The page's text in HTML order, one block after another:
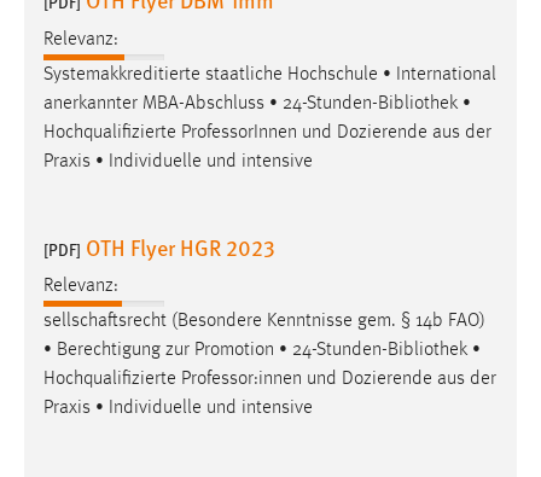
Relevanz:
Systemakkreditierte staatliche Hochschule • International
anerkannter MBA-Abschluss • 24-Stunden-Bibliothek •
Hochqualifizierte ProfessorInnen und Dozierende aus der
Praxis • Individuelle und intensive
[PDF] OTH Flyer HGR 2023
Relevanz:
sellschaftsrecht (Besondere Kenntnisse gem. § 14b FAO)
• Berechtigung zur Promotion • 24-Stunden-Bibliothek •
Hochqualifizierte Professor:innen und Dozierende aus der
Praxis • Individuelle und intensive
Name:
MibewSessionID, MIBEW_UserID, mibew_locale, mibew-
chat-frame-style-5e9dbeb1811c0446
Zweck:
Cookie Laufzeit:
MibewSessionID, mibew-chat-frame-style-
5e9dbeb1811c0446 = Sitzungslaufzeit, mibew_locale = 3
Jahre, MIBEW_UserID = 1 Jahr
Login